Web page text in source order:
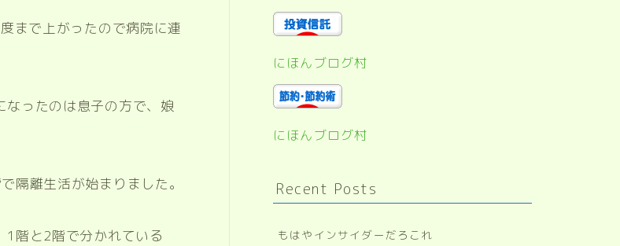
まで上がったので病院に連
ったのは息子の方で、娘
隔離生活が始まりました。
1階と2階で分かれている
にほんブログ村
にほんブログ村
Recent Posts
もはやインサイダーだろこれ